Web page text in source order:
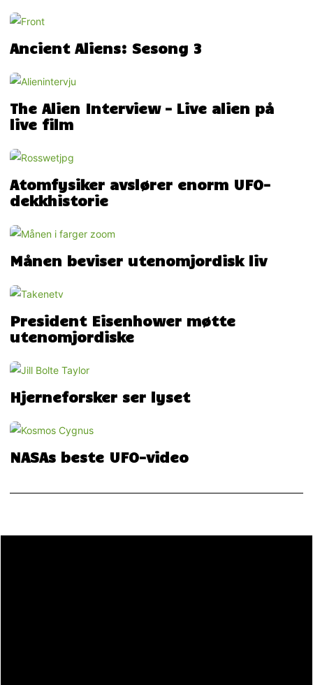
Ancient Aliens: Sesong 3
The Alien Interview – Live alien på
live film
Atomfysiker avslører enorm UFO-
dekkhistorie
Månen beviser utenomjordisk liv
President Eisenhower møtte
utenomjordiske
Hjerneforsker ser lyset
NASAs beste UFO-video